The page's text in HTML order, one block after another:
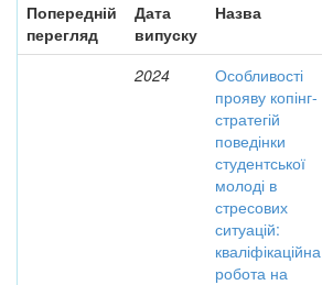
Попередній
перегляд
Дата
випуску
Назва
2024
Особливості
прояву копінг-
стратегій
поведінки
студентської
молоді в
стресових
ситуацій:
кваліфікаційна
робота на